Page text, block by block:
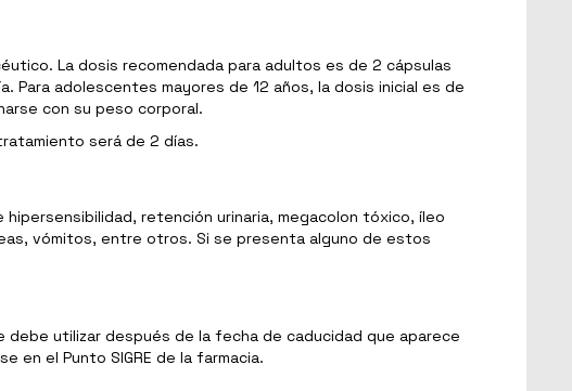
La dosis recomendada para adultos es de 2 cápsulas
Para adolescentes mayores de 12 años, la dosis inicial es de
con su peso corporal.
será de 2 días.
retención urinaria, megacolon tóxico, íleo
vómitos, entre otros. Si se presenta alguno de estos
utilizar después de la fecha de caducidad que aparece
en el Punto SIGRE de la farmacia.